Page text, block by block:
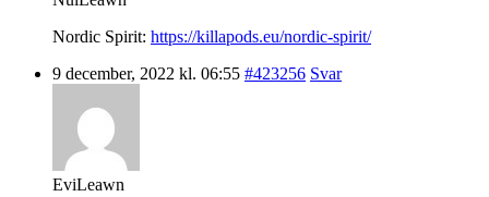
Nordic Spirit: https://killapods.eu/nordic-spirit/
9 december, 2022 kl. 06:55 #423256 Svar
EviLeawn